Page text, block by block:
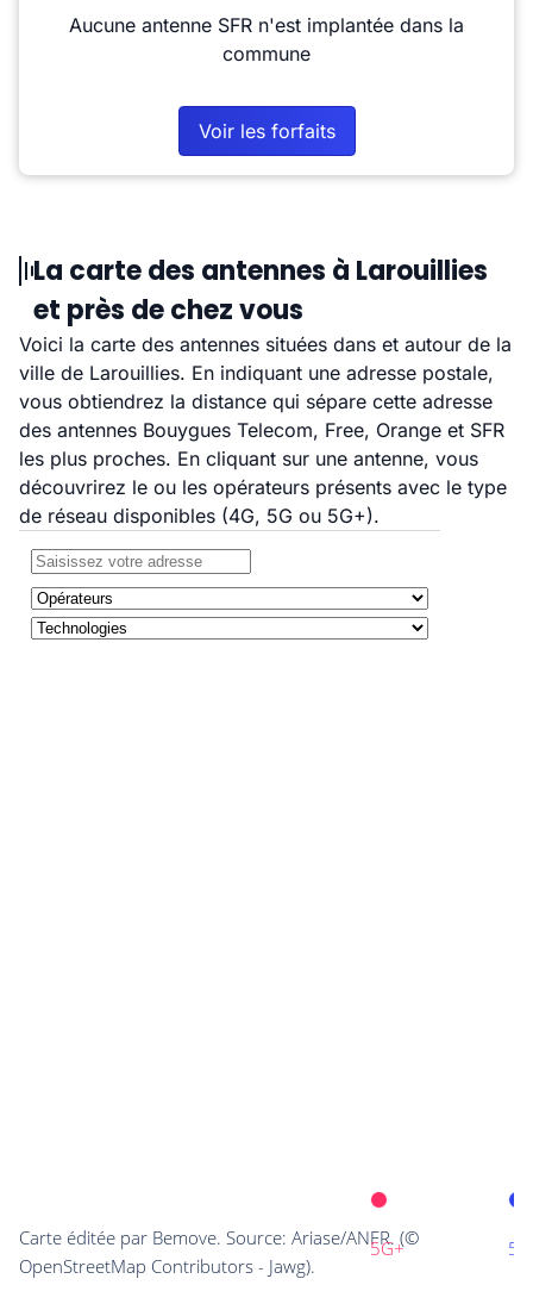
Aucune antenne SFR n'est implantée dans la
commune
Voir les forfaits
La carte des antennes à Larouillies
et près de chez vous
Voici la carte des antennes situées dans et autour de la
ville de Larouillies. En indiquant une adresse postale,
vous obtiendrez la distance qui sépare cette adresse
des antennes Bouygues Telecom, Free, Orange et SFR
les plus proches. En cliquant sur une antenne, vous
découvrirez le ou les opérateurs présents avec le type
de réseau disponibles (4G, 5G ou 5G+).